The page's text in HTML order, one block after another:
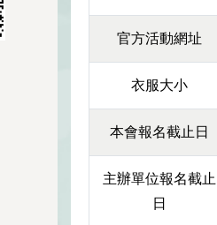
官方活動網址
衣服大小
本會報名截止日
主辦單位報名截止
日